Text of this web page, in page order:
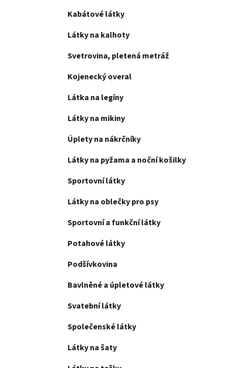
Kabátové látky
Látky na kalhoty
Svetrovina, pletená metráž
Kojenecký overal
Látka na legíny
Látky na mikiny
Úplety na nákrčníky
Látky na pyžama a noční košilky
Sportovní látky
Látky na oblečky pro psy
Sportovní a funkční látky
Potahové látky
Podšívkovina
Bavlněné a úpletové látky
Svatební látky
Společenské látky
Látky na šaty